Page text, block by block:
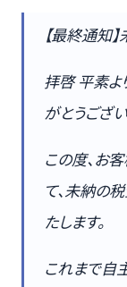
【最終通知
拝啓 平素よ
がとうござい
この度、お
て、未納の
たします。
これまで自